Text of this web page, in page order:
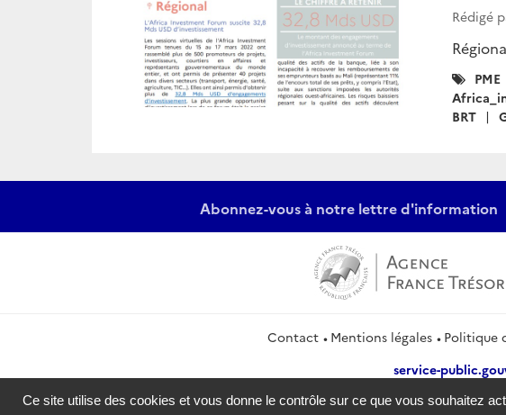
Rédigé
:
PME
BRT
Abonnez-vous à notre lettre d'information
Contact Mentions légales Politique
service-
Ce site utilise des cookies et vous donne le contrôle sur ce que vous souhaitez